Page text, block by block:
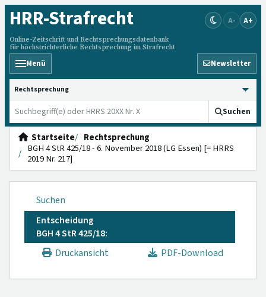
HRR-Strafrecht
Online-Zeitschrift und Rechtsprechungsdatenbank
für höchstrichterliche Rechtsprechung im Strafrecht
A- A+
Menü Newsletter
HRRS durchsuchen
Suchen
Startseite
Rechtsprechung
BGH 4 StR 425/18 - 6. November 2018 (LG Essen) [= HRRS
2019 Nr. 217]
Suchen
Entscheidung
BGH 4 StR 425/18:
Druckansicht
PDF-Download